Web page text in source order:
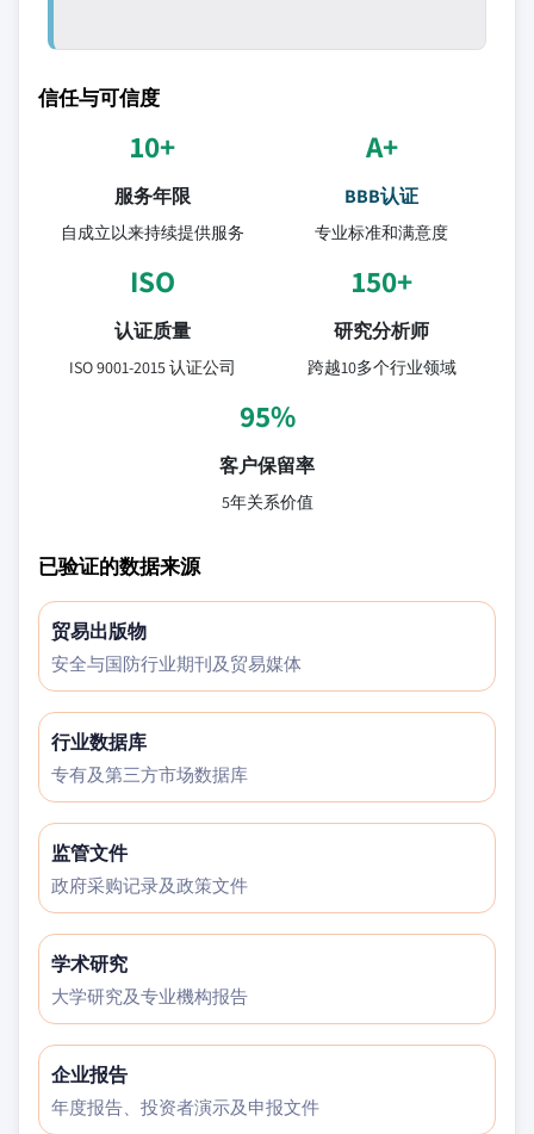
信任与可信度
10+
服务年限
自成立以来持续提供服务
A+
BBB认证
专业标准和满意度
ISO
认证质量
ISO 9001-2015 认证公司
150+
研究分析师
跨越10多个行业领域
95%
客户保留率
5年关系价值
已验证的数据来源
贸易出版物
安全与国防行业期刊及贸易媒体
行业数据库
专有及第三方市场数据库
监管文件
政府采购记录及政策文件
学术研究
大学研究及专业機构报告
企业报告
年度报告、投资者演示及申报文件